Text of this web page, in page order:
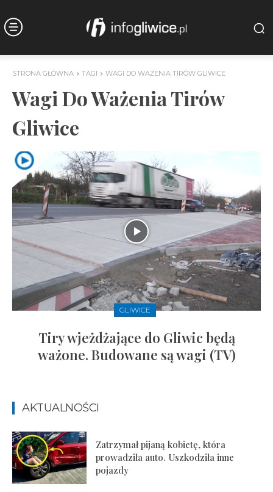
STRONA GŁÓWNA TAGI WAGI DO WAŻENIA TIRÓW GLIWICE
Wagi Do Ważenia Tirów
Gliwice
GLIWICE
Tiry wjeżdżające do Gliwic będą
ważone. Budowane są wagi (TV)
AKTUALNOŚCI
Zatrzymał pijaną kobietę, która
prowadziła auto. Uszkodziła inne
pojazdy